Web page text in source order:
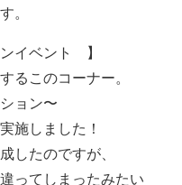
。
イベント 】
るこのコーナー。
ョン〜
施しました！
したのですが、
ってしまったみたい